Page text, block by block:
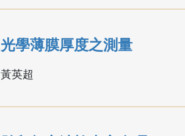
光學薄膜厚度之測量
黃英超